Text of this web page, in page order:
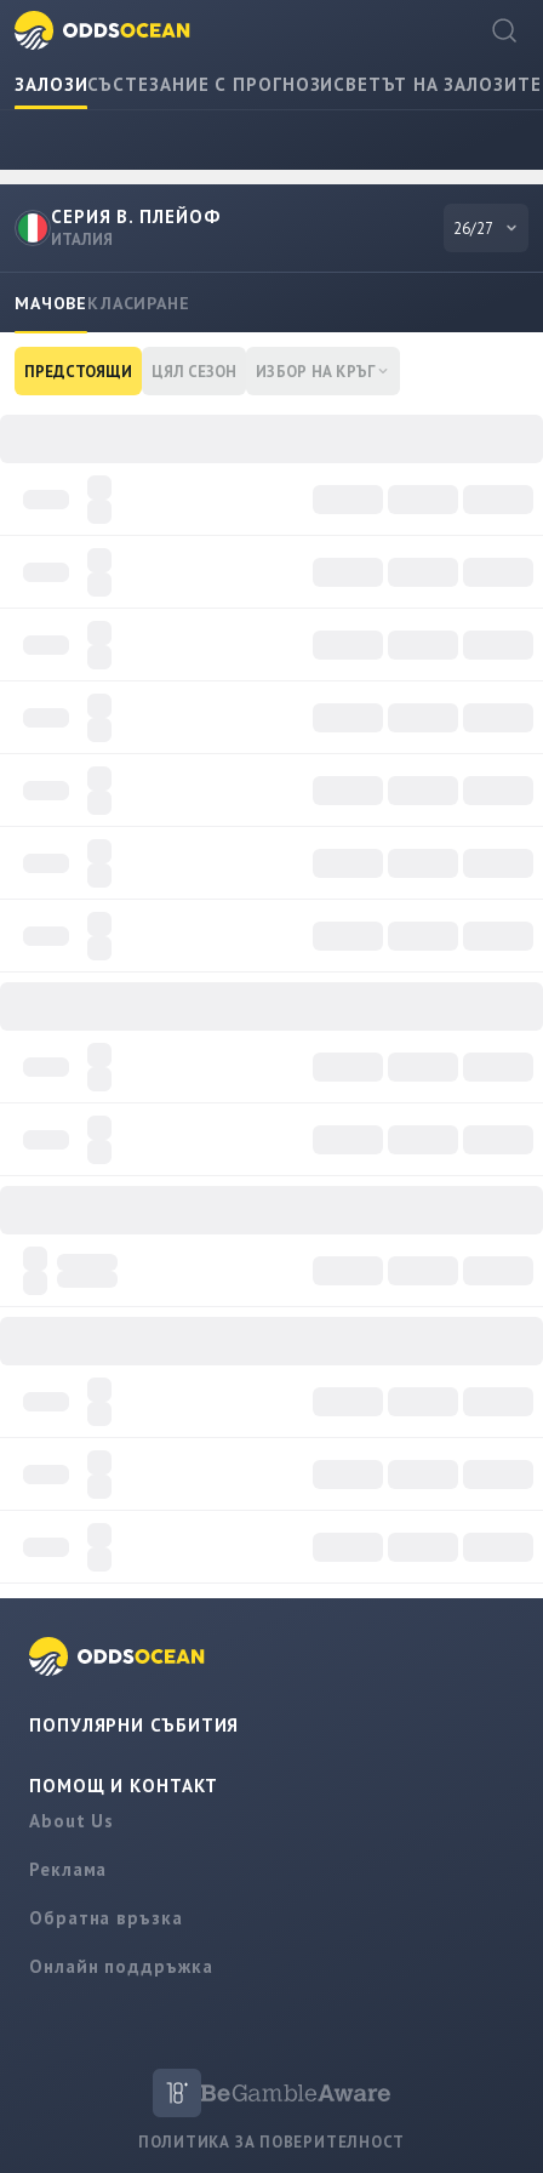
ЗАЛОЗИСЪСТЕЗАНИЕ С ПРОГНОЗИСВЕТЪТ НА ЗАЛОЗИТЕ
СЕРИЯ B. ПЛЕЙОФ
ИТАЛИЯ
26/27
МАЧОВЕКЛАСИРАНЕ
ПРЕДСТОЯЩИ ЦЯЛ СЕЗОН ИЗБОР НА КРЪГ
ПОПУЛЯРНИ СЪБИТИЯ
ПОМОЩ И КОНТАКТ
About Us
Реклама
Обратна връзка
Онлайн поддръжка
ПОЛИТИКА ЗА ПОВЕРИТЕЛНОСТ